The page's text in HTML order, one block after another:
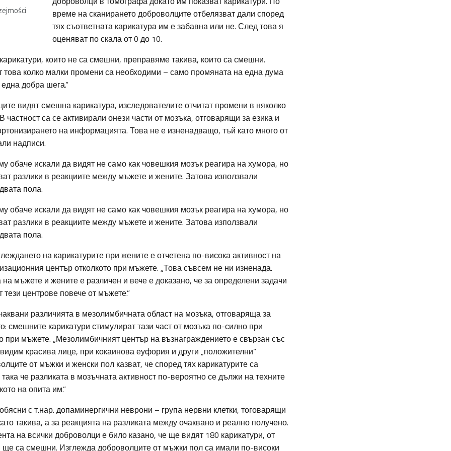
време на сканирането доброволците отбелязват дали според
тях съответната карикатура им е забавна или не. След това я
оценяват по скала от 0 до 10.
които не са смешни, преправяме такива, които са смешни.
това колко малки промени са необходими – само промяната на една дума
добра шега.”
видят смешна карикатура, изследователите отчитат промени в няколко
частност са се активирали онези части от мозъка, отговарящи за езика и
на информацията. Това не е изненадващо, тъй като много от
надписи.
обаче искали да видят не само как човешкия мозък реагира на хумора, но
разлики в реакциите между мъжете и жените. Затова използвали
пола.
обаче искали да видят не само как човешкия мозък реагира на хумора, но
разлики в реакциите между мъжете и жените. Затова използвали
пола.
на карикатурите при жените е отчетена по-висока активност на
център отколкото при мъжете. „Това съвсем не ни изненада.
мъжете и жените е различен и вече е доказано, че за определени задачи
тези центрове повече от мъжете.”
различията в мезолимбичната област на мозъка, отговаряща за
смешните карикатури стимулират тази част от мозъка по-силно при
при мъжете. „Мезолимбичният център на възнаграждението е свързан със
красива лице, при кокаинова еуфория и други „положителни”
от мъжки и женски пол казват, че според тях карикатурите са
че разликата в мозъчната активност по-вероятно се дължи на техните
на опита им.”
с т.нар. допаминергични неврони – група нервни клетки, тоговарящи
такива, а за реакцията на разликата между очаквано и реално получено.
на всички доброволци е било казано, че ще видят 180 карикатури, от
ще са смешни. Изглежда доброволците от мъжки пол са имали по-високи